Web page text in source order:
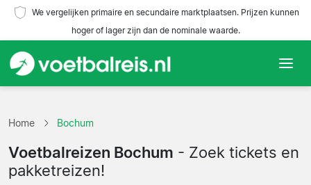
We vergelijken primaire en secundaire marktplaatsen. Prijzen kunnen
hoger of lager zijn dan de nominale waarde.
Teams
Competities
Home Bochum
Voetbalreizen Bochum - Zoek tickets en
pakketreizen!